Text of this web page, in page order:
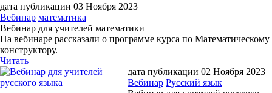
дата публикации 03 Ноября 2023
Вебинар математика
Вебинар для учителей математики
На вебинаре рассказали о программе курса по Математическому
конструктору.
Читать
дата публикации 02 Ноября 2023
Вебинар Русский язык